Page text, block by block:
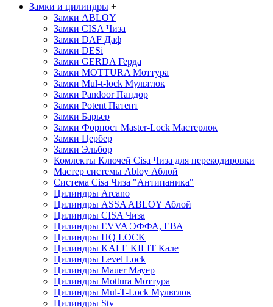
Замки и цилиндры +
Замки ABLOY
Замки CISA Чиза
Замки DAF Даф
Замки DESi
Замки GERDA Герда
Замки MOTTURA Моттура
Замки Mul-t-lock Мультлок
Замки PandoorПандор
Замки Potent Патент
Замки Барьер
Замки Форпост Master-Lock Мастерлок
Замки Цербер
Замки Эльбор
Комлекты Ключей Cisa Чиза для перекодировки
Мастер системы Abloy Аблой
Система Cisa Чиза "Антипаника"
Цилиндры Arcano
Цилиндры ASSA ABLOY Аблой
Цилиндры CISA Чиза
Цилиндры EVVA ЭФФА, ЕВА
Цилиндры HQ LOCK
Цилиндры KALE KILIT Кале
Цилиндры Level Lock
Цилиндры MauerМауер
Цилиндры Mottura Моттура
Цилиндры Mul-T-Lock Мультлок
Цилиндры Stv